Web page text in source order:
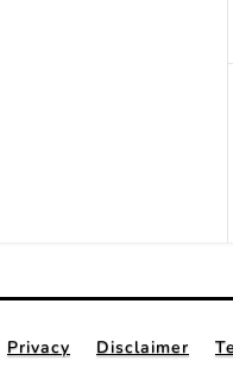
Privacy Disclaimer